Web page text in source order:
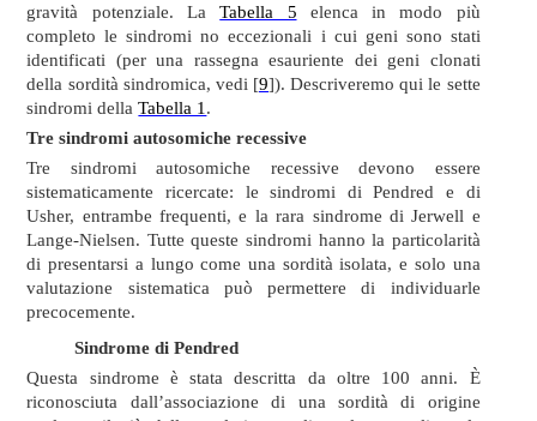
gravità potenziale. LaTabella 5 elenca in modo più
completo le sindromi no eccezionali i cui geni sono stati
identificati (per una rassegna esauriente dei geni clonati
della sordità sindromica, vedi [9]). Descriveremo qui le sette
sindromi dellaTabella 1 .
Tre sindromi autosomiche recessive
Tre sindromi autosomiche recessive devono essere
sistematicamente ricercate: le sindromi di Pendred e di
Usher, entrambe frequenti, e la rara sindrome di Jerwell e
Lange-Nielsen. Tutte queste sindromi hanno la particolarità
di presentarsi a lungo come una sordità isolata, e solo una
valutazione sistematica può permettere di individuarle
precocemente.
Sindrome di Pendred
Questa sindrome è stata descritta da oltre 100 anni. È
riconosciuta dall’associazione di una sordità di origine